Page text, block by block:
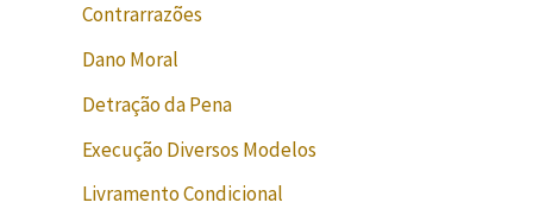
Contrarrazões
Dano Moral
Detração da Pena
Execução Diversos Modelos
Livramento Condicional